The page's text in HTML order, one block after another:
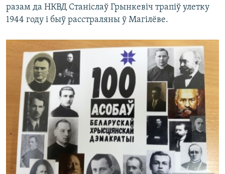
разам да НКВД Станіслаў Грынкевіч трапіў улетку
1944 году і быў расстраляны ў Магілёве.